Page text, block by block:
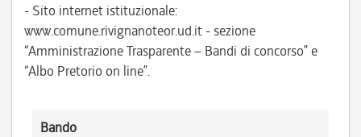
- Sito internet istituzionale:
www.comune.rivignanoteor.ud.it - sezione
“Amministrazione Trasparente – Bandi di concorso” e
“Albo Pretorio on line”.
Bando